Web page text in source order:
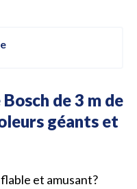
de 3 m de
géants et
et amusant?